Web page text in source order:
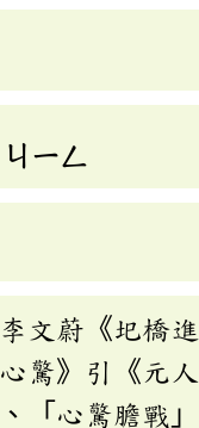
ㄐㄧㄥ
文蔚《圯橋
驚》引《元
「心驚膽戰